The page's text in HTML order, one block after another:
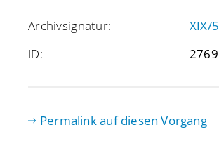
Archivsignatur:
XIX/
ID:
Permalink auf diesen Vorgang